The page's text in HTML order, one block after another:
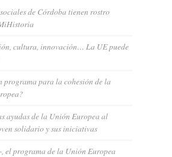
de Córdoba tienen rostro
cultura, innovación… La UE puede
programa para la cohesión de la
ayudas de la Unión Europea al
solidario y sus iniciativas
el programa de la Unión Europea